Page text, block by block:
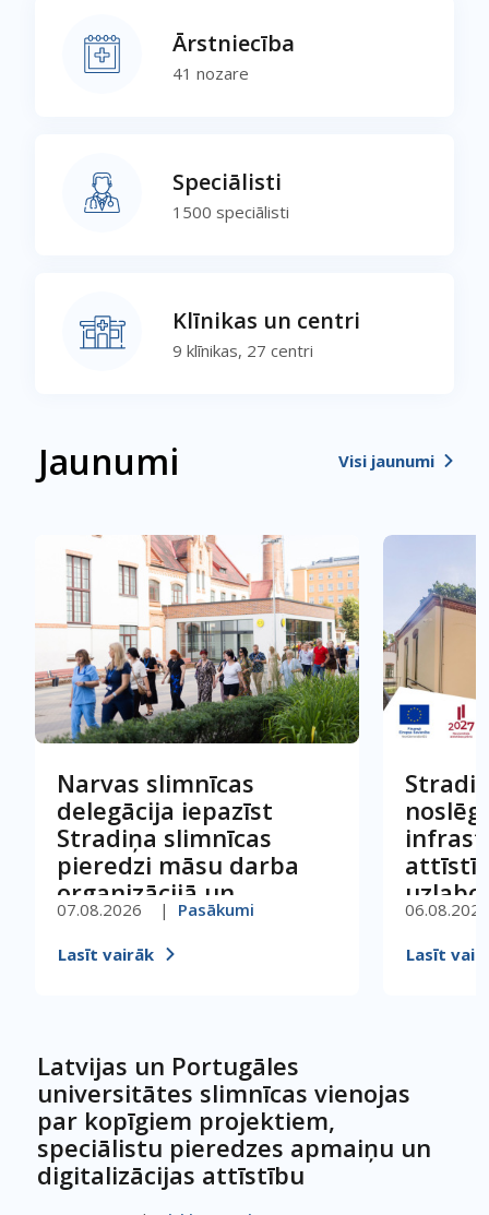
Ārstniecība
41 nozare
Speciālisti
1500 speciālisti
Klīnikas un centri
9 klīnikas, 27 centri
Jaunumi
Narvas slimnīcas
delegācija iepazīst
Stradiņa slimnīcas
pieredzi māsu darba
organizācijā un
kvalitātes vadībā
07.08.2026 Pasākumi
Lasīt vairāk
06.08.2026
Lasīt
Visi jaunumi
Latvijas un Portugāles
universitātes slimnīcas vienojas
par kopīgiem projektiem,
speciālistu pieredzes apmaiņu un
digitalizācijas attīstību